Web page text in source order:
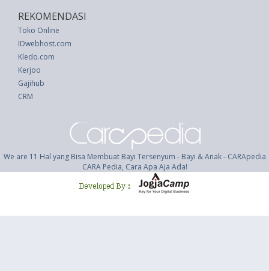
REKOMENDASI
Toko Online
IDwebhost.com
Kledo.com
Kerjoo
Gajihub
CRM
We are 11 Hal yang Bisa Membuat Bayi Tersenyum - Bayi & Anak - CARApedia
CARA Pedia, Cara Apa Aja Ada!